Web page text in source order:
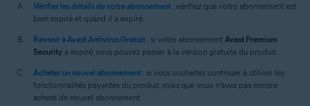
Apple macOS 10.14.x (Mojave)
Apple macOS 10.13.x (High Sierra)
Apple mac OS X 10.11.x (El Capitan)
Apple mac OS X 10.10.x (Yosemite)
Vérifier les détails de votre abonnement : vérifiez que votre abonnement est
bien expiré et quand il a expiré.
Revenir à Avast Antivirus Gratuit : si votre abonnement Avast Premium
Security a expiré, vous pouvez passer à la version gratuite du produit.
Acheter un nouvel abonnement : si vous souhaitez continuer à utiliser les
fonctionnalités payantes du produit, mais que vous n’avez pas encore
acheté de nouvel abonnement.